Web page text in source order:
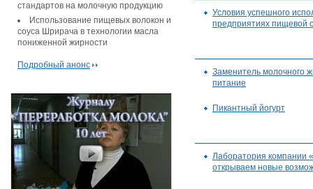
стандартов на молочную продукцию
Использование пищевых волокон и
соуса Шрирача в технологии масла
пониженной жирности
Подробный анонс
Условия успешного
предприятиях пищевой
Заменитель молочного
питание
Пикантный йогурт
Лаборатория компании
открываем новые